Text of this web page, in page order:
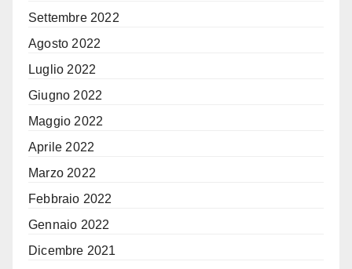
Settembre 2022
Agosto 2022
Luglio 2022
Giugno 2022
Maggio 2022
Aprile 2022
Marzo 2022
Febbraio 2022
Gennaio 2022
Dicembre 2021